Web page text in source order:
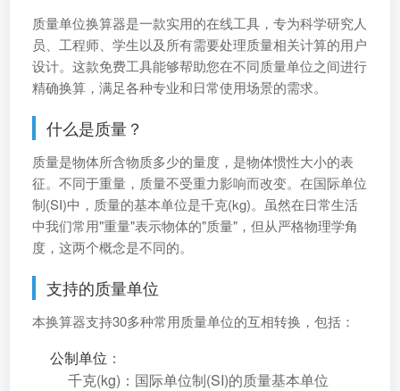
质量单位换算器是一款实用的在线工具，专为科学研究人
员、工程师、学生以及所有需要处理质量相关计算的用户
设计。这款免费工具能够帮助您在不同质量单位之间进行
精确换算，满足各种专业和日常使用场景的需求。
什么是质量？
质量是物体所含物质多少的量度，是物体惯性大小的表
征。不同于重量，质量不受重力影响而改变。在国际单位
制(SI)中，质量的基本单位是千克(kg)。虽然在日常生活
中我们常用"重量"表示物体的"质量"，但从严格物理学角
度，这两个概念是不同的。
支持的质量单位
本换算器支持30多种常用质量单位的互相转换，包括：
公制单位 ：
千克(kg)：国际单位制(SI)的质量基本单位